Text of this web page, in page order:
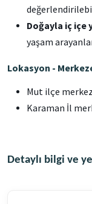
Doğayla iç içe
yaşam
Lokasyon -
Mut ilçe
Karaman İl
Detaylı bilgi ve